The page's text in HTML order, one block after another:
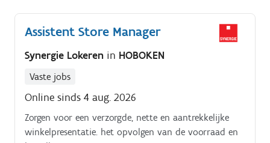
Assistent Store Manager
Synergie Lokeren in HOBOKEN
Vaste jobs
Online sinds 4 aug. 2026
Zorgen voor een verzorgde, nette en aantrekkelijke
winkelpresentatie. het opvolgen van de voorraad en